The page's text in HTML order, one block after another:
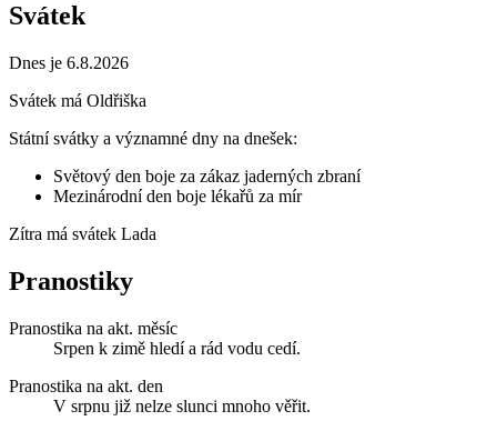
Svátek
Dnes je 6.8.2026
Svátek má Oldřiška
Státní svátky a významné dny na dnešek:
Světový den boje za zákaz jaderných zbraní
Mezinárodní den boje lékařů za mír
Zítra má svátek Lada
Pranostiky
Pranostika na akt. měsíc
Srpen k zimě hledí a rád vodu cedí.
Pranostika na akt. den
V srpnu již nelze slunci mnoho věřit.